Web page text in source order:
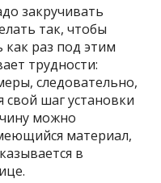
закручивать
так, чтобы
как раз под этим
трудности:
следовательно,
свой шаг установки
можно
материал,
в